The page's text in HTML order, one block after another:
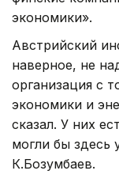
экономики».
Австрийский
наверное, не
организация с
экономики и
сказал. У них
могли бы здесь
К.Бозумбаев.